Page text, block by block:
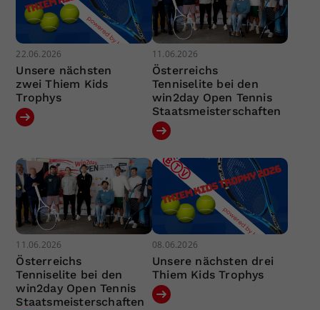
22.06.2026
Unsere nächsten
zwei Thiem Kids
Trophys
11.06.2026
Österreichs
Tenniselite bei den
win2day Open Tennis
Staatsmeisterschaften
11.06.2026
Österreichs
Tenniselite bei den
win2day Open Tennis
Staatsmeisterschaften
08.06.2026
Unsere nächsten drei
Thiem Kids Trophys